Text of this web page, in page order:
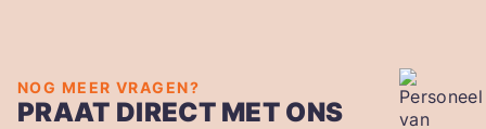
NOG MEER VRAGEN?
PRAAT DIRECT MET ONS